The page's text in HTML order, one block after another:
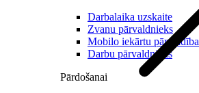
Darbalaika uzskaite
Zvanu pārvaldnieks
Mobilo iekārtu pārvaldība
Darbu pārvaldnieks
Pārdošanai